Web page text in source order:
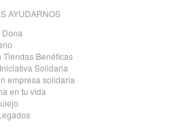
AYUDARNOS
Dona
Tiendas Benéficas
Solidaria
empresa solidaria
en tu vida